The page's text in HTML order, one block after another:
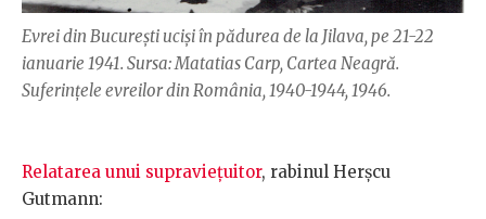
Evrei din București uciși în pădurea de la Jilava, pe 21-22
ianuarie 1941. Sursa: Matatias Carp, Cartea Neagră.
Suferințele evreilor din România, 1940-1944, 1946.
Relatarea unui supraviețuitor, rabinul Herșcu
Gutmann: